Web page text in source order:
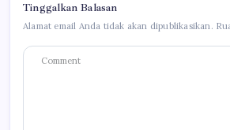
Tinggalkan Balasan
Alamat email Anda tidak akan dipublikasikan.